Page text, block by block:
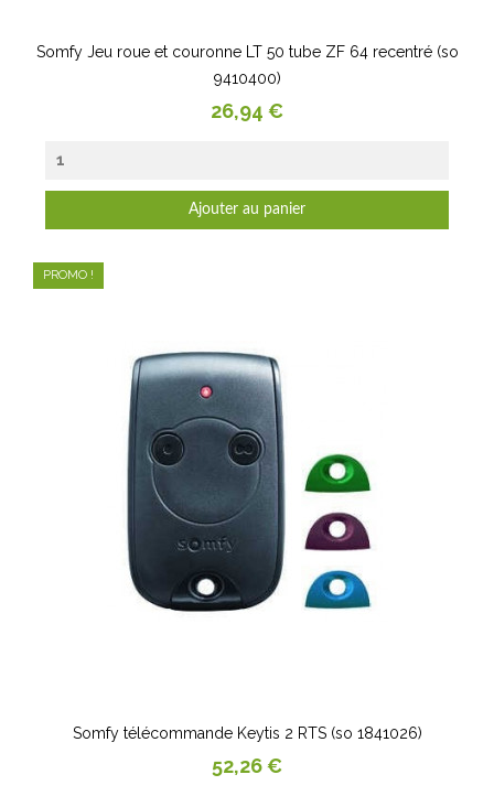
Somfy Jeu roue et couronne LT 50 tube ZF 64 recentré (so
9410400)
Prix
26,94 €
Ajouter au panier
Somfy télécommande Keytis 2 RTS (so 1841026)
Prix
52,26 €
PROMO !